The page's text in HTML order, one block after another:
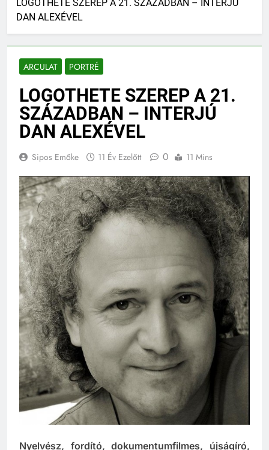
LOGOTHETE SZEREP A 21. SZÁZADBAN – INTERJÚ
ARCULAT PORTRÉ
LOGOTHETE SZEREP A 21.
SZÁZADBAN – INTERJÚ
DAN ALEXÉVEL